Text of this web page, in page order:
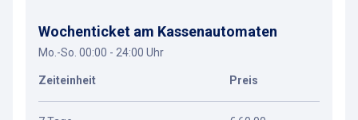
Wochenticket am Kassenautomaten
Mo.-So. 00:00 - 24:00 Uhr
Zeiteinheit Preis